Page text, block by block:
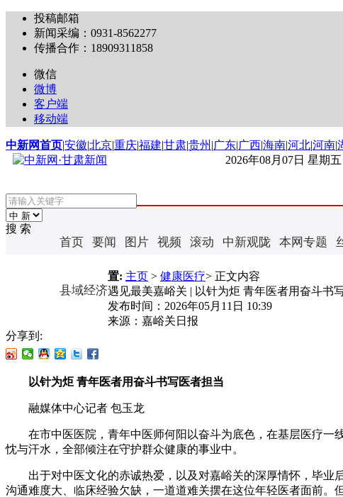
投稿邮箱
新闻采编：0931-8562277
传播合作：18909311858
微信
微博
客户端
移动端
中新网首页|安徽|北京|重庆|福建|甘肃|贵州 |广东|广西|海南|河北|河南|
2026年08月07日 星期五
搜 索
首页 要闻 图片 视频 滚动 中新观陇 本网专题
县域经济
置: 主页 > 健康医疗> 正文内容
遇见最美嘉峪关 | 以针为炬 青年医者用奋斗书
发布时间： 2026年05月11日 10:39
来源： 嘉峪关日报
分享到:
以针为炬 青年医者用奋斗书写医者担当
融媒体中心记者 包玉龙
在市中医医院，青年中医师何阳以奋斗为底色，在基层医疗一
忱与汗水，全部倾注在守护群众健康的事业中。
出于对中医文化的赤诚热爱，以及对嘉峪关的深厚情怀，毕业
沟通难度大、临床经验欠缺，一道道难关摆在这位年轻医者面前